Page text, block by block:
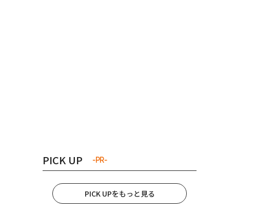
PICK UP -PR-
PICK UPをもっと見る